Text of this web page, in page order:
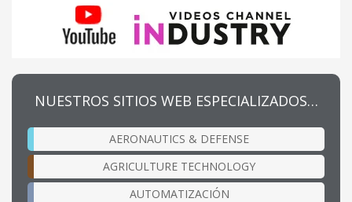
NUESTROS SITIOS WEB ESPECIALIZADOS…
AERONAUTICS & DEFENSE
AGRICULTURE TECHNOLOGY
AUTOMATIZACIÓN